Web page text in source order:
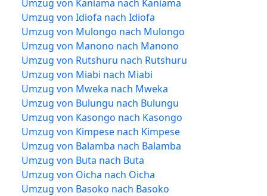
Umzug von Kaniama nach Kaniama
Umzug von Idiofa nach Idiofa
Umzug von Mulongo nach Mulongo
Umzug von Manono nach Manono
Umzug von Rutshuru nach Rutshuru
Umzug von Miabi nach Miabi
Umzug von Mweka nach Mweka
Umzug von Bulungu nach Bulungu
Umzug von Kasongo nach Kasongo
Umzug von Kimpese nach Kimpese
Umzug von Balamba nach Balamba
Umzug von Buta nach Buta
Umzug von Oicha nach Oicha
Umzug von Basoko nach Basoko